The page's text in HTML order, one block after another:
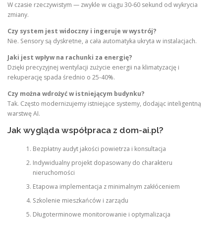
W czasie rzeczywistym — zwykle w ciągu 30-60 sekund od wykrycia
zmiany.
Czy system jest widoczny i ingeruje w wystrój?
Nie. Sensory są dyskretne, a cała automatyka ukryta w instalacjach.
Jaki jest wpływ na rachunki za energię?
Dzięki precyzyjnej wentylacji zużycie energii na klimatyzację i
rekuperację spada średnio o 25-40%.
Czy można wdrożyć w istniejącym budynku?
Tak. Często modernizujemy istniejące systemy, dodając inteligentną
warstwę AI.
Jak wygląda współpraca z dom-ai.pl?
Bezpłatny audyt jakości powietrza i konsultacja
Indywidualny projekt dopasowany do charakteru
nieruchomości
Etapowa implementacja z minimalnym zakłóceniem
Szkolenie mieszkańców i zarządu
Długoterminowe monitorowanie i optymalizacja